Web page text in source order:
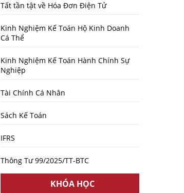
Tất tần tật về Hóa Đơn Điện Tử
Kinh Nghiệm Kế Toán Hộ Kinh Doanh
Cá Thể
Kinh Nghiệm Kế Toán Hành Chính Sự
Nghiệp
Tài Chính Cá Nhân
Sách Kế Toán
IFRS
Thông Tư 99/2025/TT-BTC
KHÓA HỌC